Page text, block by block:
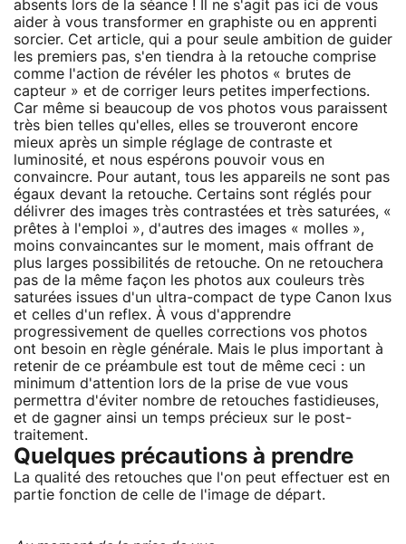
absents lors de la séance ! Il ne s'agit pas ici de vous
aider à vous transformer en graphiste ou en apprenti
sorcier. Cet article, qui a pour seule ambition de guider
les premiers pas, s'en tiendra à la retouche comprise
comme l'action de révéler les photos « brutes de
capteur » et de corriger leurs petites imperfections.
Car même si beaucoup de vos photos vous paraissent
très bien telles qu'elles, elles se trouveront encore
mieux après un simple réglage de contraste et
luminosité, et nous espérons pouvoir vous en
convaincre. Pour autant, tous les appareils ne sont pas
égaux devant la retouche. Certains sont réglés pour
délivrer des images très contrastées et très saturées, «
prêtes à l'emploi », d'autres des images « molles »,
moins convaincantes sur le moment, mais offrant de
plus larges possibilités de retouche. On ne retouchera
pas de la même façon les photos aux couleurs très
saturées issues d'un ultra-compact de type Canon Ixus
et celles d'un reflex. À vous d'apprendre
progressivement de quelles corrections vos photos
ont besoin en règle générale. Mais le plus important à
retenir de ce préambule est tout de même ceci : un
minimum d'attention lors de la prise de vue vous
permettra d'éviter nombre de retouches fastidieuses,
et de gagner ainsi un temps précieux sur le post-
traitement.
Quelques précautions à prendre
La qualité des retouches que l'on peut effectuer est en
partie fonction de celle de l'image de départ.